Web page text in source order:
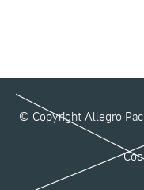
© Copyright Allegro